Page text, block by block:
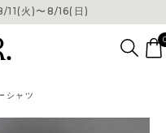
11(火)〜8/16(日)
11(火)〜8/16(日)
シャツ